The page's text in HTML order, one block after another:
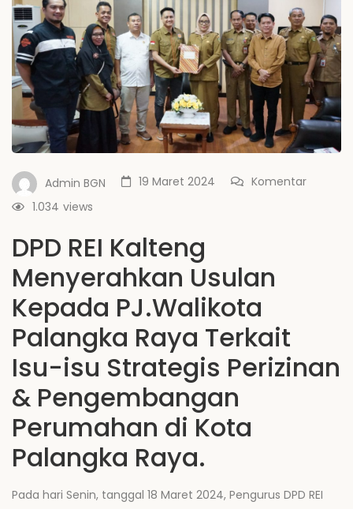
Admin BGN 19 Maret 2024
Komentar
views
1.034
DPD REI Kalteng
Menyerahkan Usulan
Kepada PJ.Walikota
Palangka Raya Terkait
Isu-isu Strategis Perizinan
& Pengembangan
Perumahan di Kota
Palangka Raya.
Pada hari Senin, tanggal 18 Maret 2024, Pengurus DPD REI